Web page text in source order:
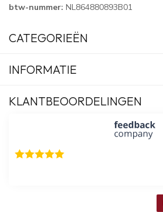
btw-nummer: NL864880893B01
CATEGORIEËN
INFORMATIE
KLANTBEOORDELINGEN